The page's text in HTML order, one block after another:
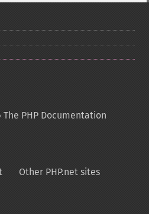
PHP Documentation
Other PHP.net sites